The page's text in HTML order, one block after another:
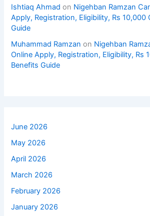
Ishtiaq Ahmad on Nigehban Ramzan
Apply, Registration, Eligibility, Rs 10,000
Guide
Muhammad Ramzan on Nigehban
Online Apply, Registration, Eligibility, Rs
Benefits Guide
June 2026
May 2026
April 2026
March 2026
February 2026
January 2026